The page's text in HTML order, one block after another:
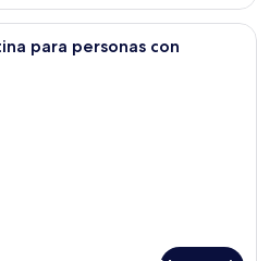
para personas con